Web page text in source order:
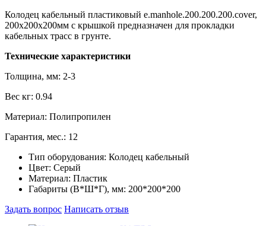
Колодец кабельный пластиковый e.manhole.200.200.200.cover,
200х200х200мм с крышкой предназначен для прокладки
кабельных трасс в грунте.
Технические характеристики
Толщина, мм: 2-3
Вес кг: 0.94
Материал: Полипропилен
Гарантия, мес.: 12
Тип оборудования: Колодец кабельный
Цвет: Серый
Материал: Пластик
Габариты (В*Ш*Г), мм: 200*200*200
Задать вопрос Написать отзыв